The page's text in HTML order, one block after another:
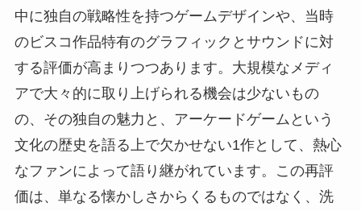
中に独自の戦略性を持つゲームデザインや、当時
のビスコ作品特有のグラフィックとサウンドに対
する評価が高まりつつあります。大規模なメディ
アで大々的に取り上げられる機会は少ないもの
の、その独自の魅力と、アーケードゲームという
文化の歴史を語る上で欠かせない1作として、熱心
なファンによって語り継がれています。この再評
価は、単なる懐かしさからくるものではなく、洗